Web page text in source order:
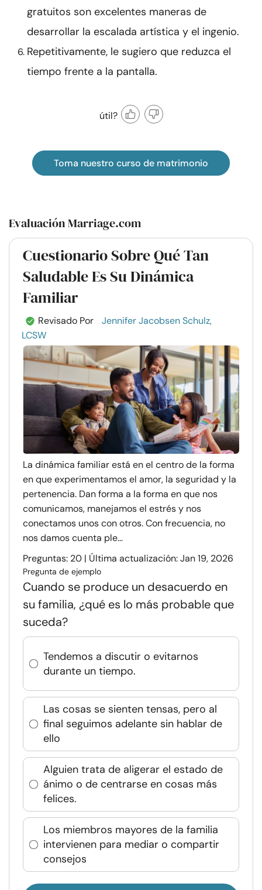
gratuitos son excelentes maneras de
desarrollar la escalada artística y el ingenio.
Repetitivamente, le sugiero que reduzca el
tiempo frente a la pantalla.
útil?
Toma nuestro curso de matrimonio
Evaluación Marriage.com
Cuestionario Sobre Qué Tan
Saludable Es Su Dinámica
Familiar
Revisado Por
Jennifer Jacobsen Schulz,
LCSW
La dinámica familiar está en el centro de la forma
en que experimentamos el amor, la seguridad y la
pertenencia. Dan forma a la forma en que nos
comunicamos, manejamos el estrés y nos
conectamos unos con otros. Con frecuencia, no
nos damos cuenta ple...
Preguntas: 20 | Última actualización: Jan 19, 2026
Pregunta de ejemplo
Cuando se produce un desacuerdo en
su familia, ¿qué es lo más probable que
suceda?
Tendemos a discutir o evitarnos
durante un tiempo.
Las cosas se sienten tensas, pero al
final seguimos adelante sin hablar de
ello
Alguien trata de aligerar el estado de
ánimo o de centrarse en cosas más
felices.
Los miembros mayores de la familia
intervienen para mediar o compartir
consejos